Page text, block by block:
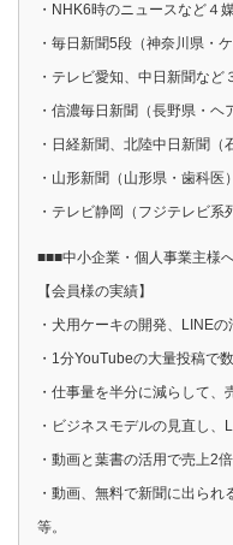
・NHK6時のニュースなど４
・毎日新聞5段（神奈川県・ケ
・テレビ愛知、中日新聞など
・信濃毎日新聞（長野県・ヘ
・日経新聞、北陸中日新聞（
・山形新聞（山形県・歯科医）
・テレビ静岡（フジテレビ系
■■■中小企業・個人事業主様
【会員様の実績】
・犬用ケーキの開発、LINE
・1分YouTubeの大量投稿で
・仕事量を半分に減らして、
・ビジネスモデルの見直し、
・動画と葉書の活用で売上2
・動画、無料で新聞に出られ
等。